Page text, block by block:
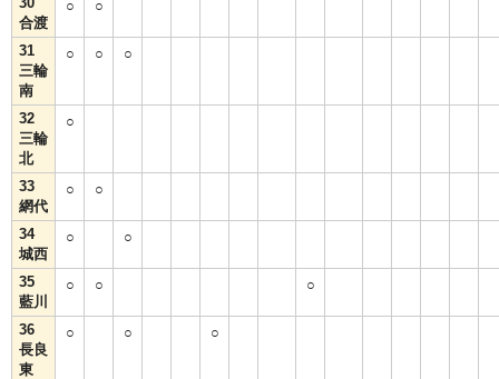
合渡
○ ○
31
三輪
南
○ ○ ○
32
三輪
北
○
33
網代
○ ○
34
城西
○ ○
35
藍川
○ ○ ○
36
長良
東
○ ○ ○